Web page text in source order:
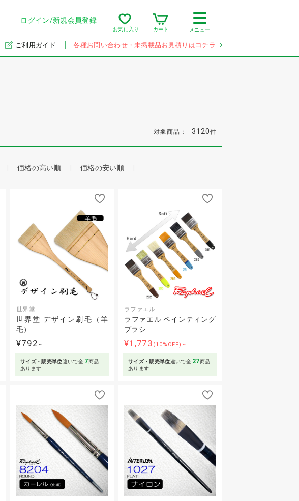
ログイン/新規会員登録
お気に入り カート メニュー
ご利用ガイド 各種お問い合わせ・未掲載品お見積りはコチラ
対象商品： 3120件
価格の高い順 価格の安い順
世界堂
世界堂 デザイン刷毛（羊
毛）
¥792 ～
サイズ・販売単位違いで全 7商品
あります
ラファエル
ラファエル ペインティング
ブラシ
¥1,773 (10%OFF)～
サイズ・販売単位違いで全 27商品
あります